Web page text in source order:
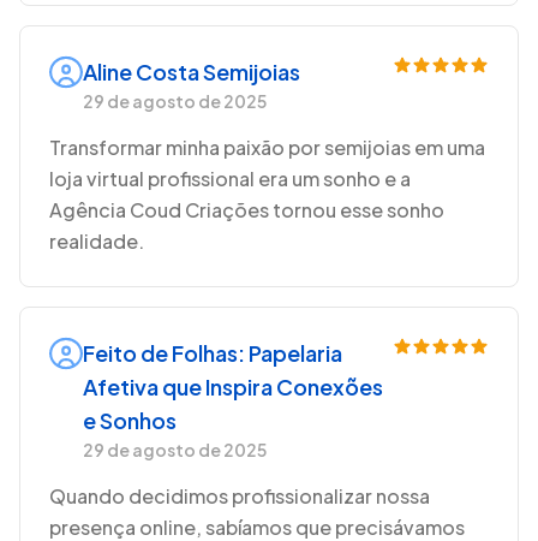
Aline Costa Semijoias
29 de agosto de 2025
Transformar minha paixão por semijoias em uma
loja virtual profissional era um sonho e a
Agência Coud Criações tornou esse sonho
realidade.
Feito de Folhas: Papelaria
Afetiva que Inspira Conexões
e Sonhos
29 de agosto de 2025
Quando decidimos profissionalizar nossa
presença online, sabíamos que precisávamos